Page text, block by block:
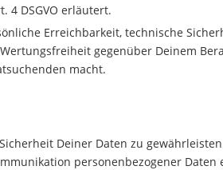
4 DSGVO erläutert.
Erreichbarkeit, technische
gegenüber Deinem
macht.
Deiner Daten zu
personenbezogener